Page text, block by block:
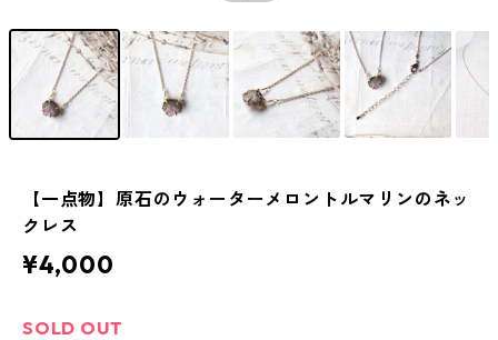
【一点物】原石のウォーターメロントルマリンのネッ
クレス
¥4,000
SOLD OUT